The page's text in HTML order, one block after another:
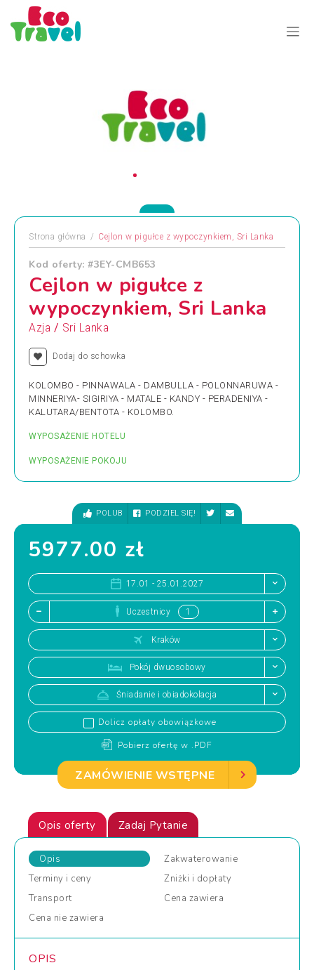
Strona główna Cejlon w pigułce z wypoczynkiem, Sri Lanka
Kod oferty: #3EY-CMB653
Cejlon w pigułce z
wypoczynkiem, Sri Lanka
Azja / Sri Lanka
Dodaj do schowka
KOLOMBO - PINNAWALA - DAMBULLA - POLONNARUWA -
MINNERIYA- SIGIRIYA - MATALE - KANDY - PERADENIYA -
KALUTARA/BENTOTA - KOLOMBO.
WYPOSAŻENIE HOTELU
WYPOSAŻENIE POKOJU
POLUB PODZIEL SIĘ!
5977.00 zł
17.01 - 25.01.2027
Uczestnicy
Kraków
Pokój dwuosobowy
Śniadanie i obiadokolacja
Dolicz opłaty obowiązkowe
Pobierz ofertę w .PDF
ZAMÓWIENIE WSTĘPNE
Opis oferty Zadaj Pytanie
Opis
Zakwaterowanie
Terminy i ceny Zniżki i dopłaty
Transport
Cena zawiera
Cena nie zawiera
OPIS